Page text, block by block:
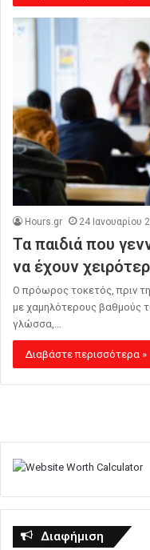
Hours.gr 24 Ιανουαρίου
Τα παιδιά που
να έχουν
Ο πρόωρος τοκετός, πριν
με χαμηλότερους βαθμούς
γλώσσα,…
Διαβάστε περισσότερα »
Διαφήμιση